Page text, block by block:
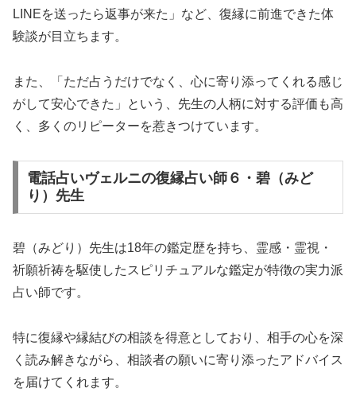
LINEを送ったら返事が来た」など、復縁に前進できた体
験談が目立ちます。
また、「ただ占うだけでなく、心に寄り添ってくれる感じ
がして安心できた」という、先生の人柄に対する評価も高
く、多くのリピーターを惹きつけています。
電話占いヴェルニの復縁占い師６・碧（みど
り）先生
碧（みどり）先生は18年の鑑定歴を持ち、霊感・霊視・
祈願祈祷を駆使したスピリチュアルな鑑定が特徴の実力派
占い師です。
特に復縁や縁結びの相談を得意としており、相手の心を深
く読み解きながら、相談者の願いに寄り添ったアドバイス
を届けてくれます。